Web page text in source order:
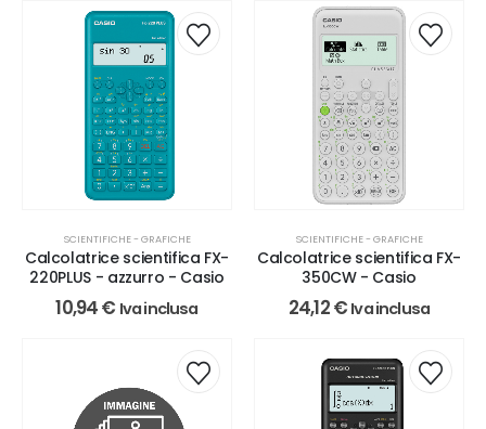
SCIENTIFICHE - GRAFICHE
Calcolatrice scientifica FX-
220PLUS - azzurro - Casio
10,94€ Iva inclusa
SCIENTIFICHE - GRAFICHE
Calcolatrice scientifica FX-
350CW - Casio
24,12€ Iva inclusa